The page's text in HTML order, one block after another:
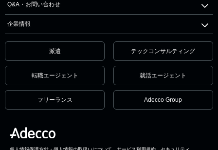
Q&A・お問い合わせ
企業情報
派遣 テックコンサルティング
転職エージェント 就活エージェント
フリーランス Adecco Group